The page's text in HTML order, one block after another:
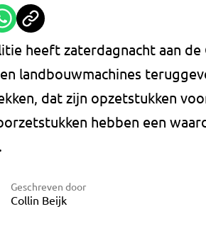
heeft zaterdagnacht aan
landbouwmachines
dat zijn opzetstukken
hebben een
Geschreven door
Collin Beijk